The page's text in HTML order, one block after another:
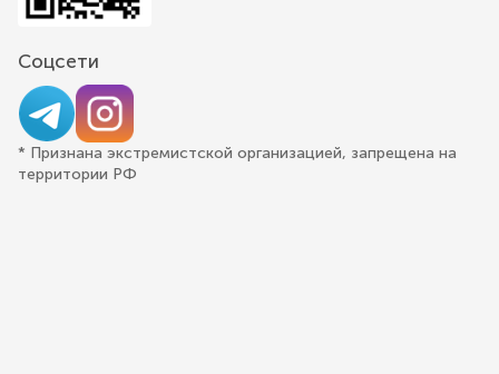
Соцсети
* Признана экстремистской организацией, запрещена на
территории РФ